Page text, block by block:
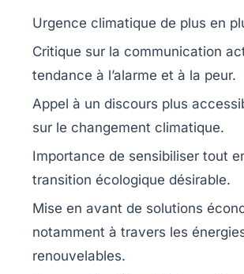
Urgence climatique de plus en
Critique sur la communication
tendance à l’alarme et à la peur.
Appel à un discours plus
sur le changement climatique.
Importance de sensibiliser tout
transition écologique désirable.
Mise en avant de solutions
notamment à travers les
renouvelables.